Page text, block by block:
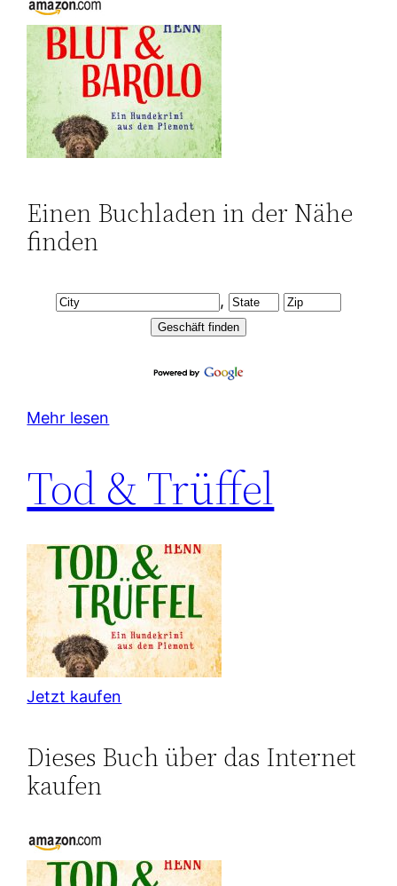
Einen Buchladen in der Nähe
finden
,
Mehr lesen
Tod & Trüffel
Jetzt kaufen
Dieses Buch über das Internet
kaufen